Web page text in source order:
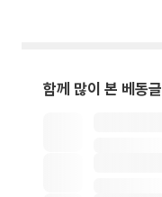
함께 많이 본 베동글